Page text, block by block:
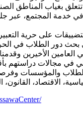
في خدمة المجتمع،
على حرية
الأخيرين
في مجالات